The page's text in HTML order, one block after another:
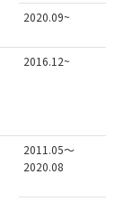
2020.09~
2016.12~
2011.05～
2020.08